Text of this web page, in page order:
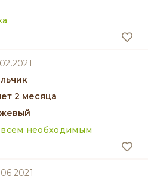
лет 2 месяца
необходимым